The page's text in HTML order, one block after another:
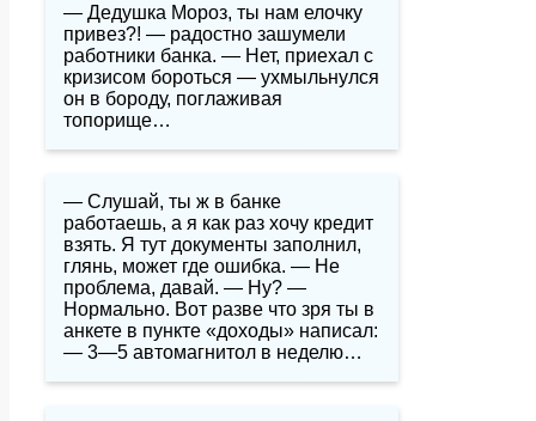
— Дедушка Мороз, ты нам елочку
привез?! — радостно зашумели
работники банка. — Нет, приехал с
кризисом бороться — ухмыльнулся
он в бороду, поглаживая
топорище…
— Слушай, ты ж в банке
работаешь, а я как раз хочу кредит
взять. Я тут документы заполнил,
глянь, может где ошибка. — Не
проблема, давай. — Ну? —
Нормально. Вот разве что зря ты в
анкете в пункте «доходы» написал:
— 3—5 автомагнитол в неделю…